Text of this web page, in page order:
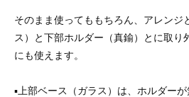
そのまま使ってももちろん、アレンジ
ス）と下部ホルダー（真鍮）とに取り
にも使えます。
▪上部ベース（ガラス）は、ホルダー